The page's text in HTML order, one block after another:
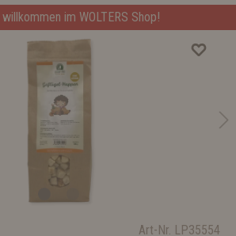
im WOLTERS Shop!
Art-Nr. LP35554